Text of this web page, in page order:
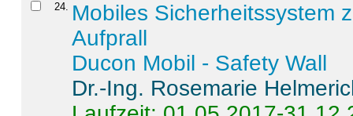
24. Mobiles Sicherheitssystem
Aufprall
Ducon Mobil - Safety Wall
Dr.-Ing. Rosemarie